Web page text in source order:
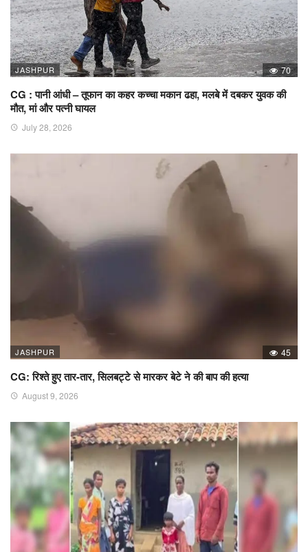
JASHPUR 70
CG : पानी आंधी – तूफान का कहर कच्चा मकान ढहा, मलबे में दबकर युवक की
मौत, मां और पत्नी घायल
July 28, 2026
JASHPUR 45
CG: रिश्ते हुए तार-तार, सिलबट्टे से मारकर बेटे ने की बाप की हत्या
August 9, 2026